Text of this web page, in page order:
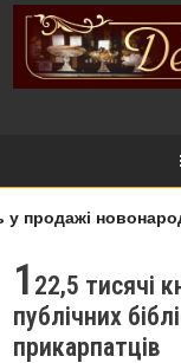
1 22,5 тисячі
публічних
прикарпатців